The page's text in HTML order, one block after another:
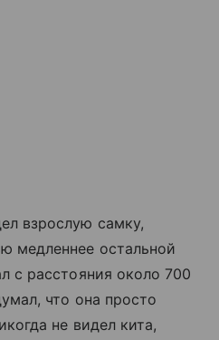
взрослую самку,
медленнее остальной
с расстояния около 700
что она просто
не видел кита,